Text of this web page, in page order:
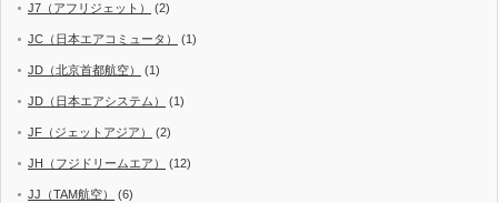
J7（アフリジェット） (2)
JC（日本エアコミュータ） (1)
JD（北京首都航空） (1)
JD（日本エアシステム） (1)
JF（ジェットアジア） (2)
JH（フジドリームエア） (12)
JJ（TAM航空） (6)